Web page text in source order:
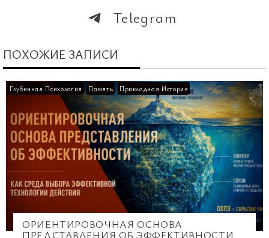
Telegram
ПОХОЖИЕ ЗАПИСИ
Глубинная Психология Память Прикладная История
ОРИЕНТИРОВОЧНАЯ ОСНОВА
ПРЕДСТАВЛЕНИЯ ОБ ЭФФЕКТИВНОСТИ